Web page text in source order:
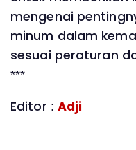
mengenai
minum dalam
sesuai peraturan
***
Editor : Adji